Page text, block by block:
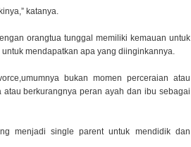
katanya.
orangtua tunggal memiliki kemauan untuk
mendapatkan apa yang diinginkannya.
bukan momen perceraian atau
berkurangnya peran ayah dan ibu sebagai
menjadi single parent untuk mendidik dan